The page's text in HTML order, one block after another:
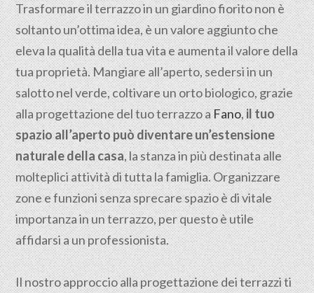
Trasformare il terrazzo in un giardino fiorito non è
soltanto un’ottima idea, è un valore aggiunto che
eleva la qualità della tua vita e aumenta il valore della
tua proprietà. Mangiare all’aperto, sedersi in un
salotto nel verde, coltivare un orto biologico, grazie
alla progettazione del tuo terrazzo aFano,il tuo
spazio all’aperto può diventare un’estensione
naturale della casa, la stanza in più destinata alle
molteplici attività di tutta la famiglia. Organizzare
zone e funzioni senza sprecare spazio è di vitale
importanza in un terrazzo, per questo è utile
affidarsi a un professionista.
Il nostro approccio alla progettazione dei terrazzi ti